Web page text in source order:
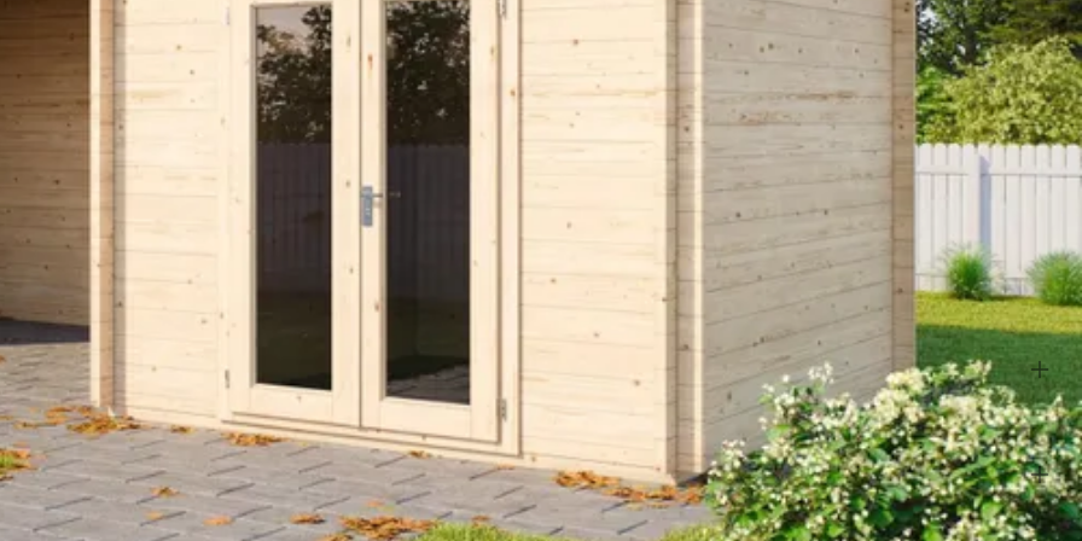
30 mm
324 cm
Onbehandeld
11.5 x 11.5 cm
Dubbele deur